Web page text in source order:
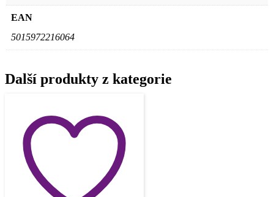
EAN
5015972216064
Další produkty z kategorie